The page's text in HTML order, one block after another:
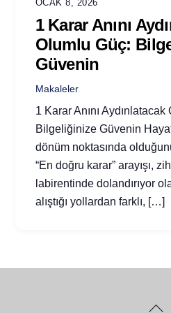
OCAK 8, 2026
1 Karar Anını
Olumlu Güç:
Güvenin
Makaleler
1 Karar Anını
Bilgeliğinize Güvenin
dönüm noktasında
“En doğru karar” arayışı,
labirentinde dolandırıyor
alıştığı yollardan farklı, […]
Back